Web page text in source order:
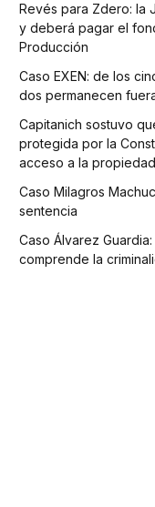
Revés para Zdero: la
y deberá pagar el
Producción
Caso EXEN: de los
dos permanecen
Capitanich sostuvo
protegida por la
acceso a la propiedad
Caso Milagros
sentencia
Caso Álvarez
comprende la